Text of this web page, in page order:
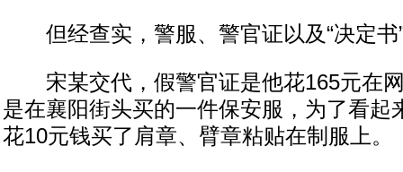
但经查实，警服、警官证以及“决定书
宋某交代，假警官证是他花165元在
是在襄阳街头买的一件保安服，为了看起
花10元钱买了肩章、臂章粘贴在制服上。